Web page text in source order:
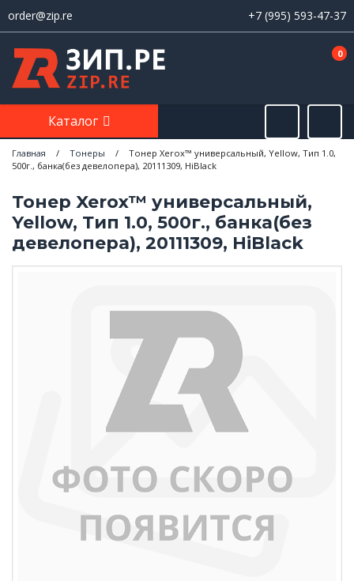
order@zip.re +7 (995) 593-47-37
0
Каталог
Главная / Тонеры /
Тонер Xerox™ универсальный, Yellow, Тип 1.0,
500г., банка(без девелопера), 20111309, HiBlack
Тонер Xerox™ универсальный,
Yellow, Тип 1.0, 500г., банка(без
девелопера), 20111309, HiBlack